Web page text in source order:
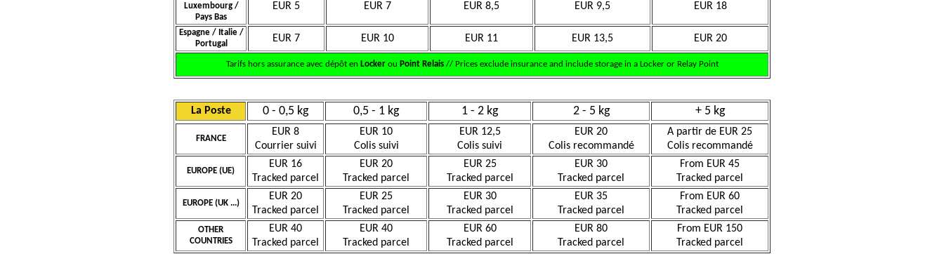
Luxembourg /
Pays Bas
EUR 5 EUR 7 EUR 8,5 EUR 9,5 EUR 18
Espagne / Italie /
Portugal
EUR 7 EUR 10 EUR 11 EUR 13,5 EUR 20
Tarifs hors assurance avec dépôt en Lockerou Point Relais// Prices exclude insurance and include storage in a Locker or Relay Point
La Poste 0 - 0,5 kg 0,5 - 1 kg 1 - 2 kg 2 - 5 kg + 5 kg
FRANCE
EUR 8
Courrier suivi
EUR 10
Colis suivi
EUR 12,5
Colis suivi
EUR 20
Colis recommandé
A partir de EUR 25
Colis recommandé
EUROPE (UE)
EUR 16
Tracked parcel
EUR 20
Tracked parcel
EUR 25
Tracked parcel
EUR 30
Tracked parcel
From EUR 45
Tracked parcel
EUROPE (UK ...)
EUR 20
Tracked parcel
EUR 25
Tracked parcel
EUR 30
Tracked parcel
EUR 35
Tracked parcel
From EUR 60
Tracked parcel
OTHER
COUNTRIES
EUR 40
Tracked parcel
EUR 40
Tracked parcel
EUR 60
Tracked parcel
EUR 80
Tracked parcel
From EUR 150
Tracked parcel